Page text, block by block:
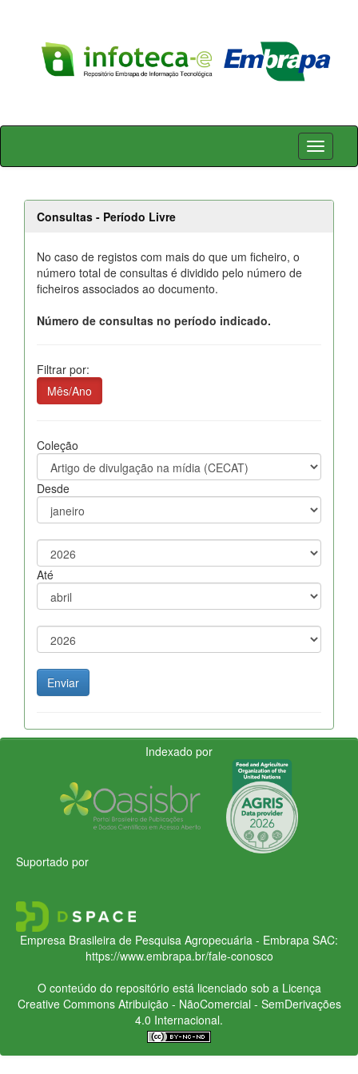
Skip
Consultas - Período Livre
No caso de registos com mais do que um ficheiro, o
número total de consultas é dividido pelo número de
ficheiros associados ao documento.
Número de consultas no período indicado.
Filtrar por:
Mês/Ano
Coleção
Desde
Até
Indexado por
Suportado por
Empresa Brasileira de Pesquisa Agropecuária - Embrapa SAC:
https://www.embrapa.br/fale-conosco
O conteúdo do repositório está licenciado sob a Licença
Creative CommonsAtribuição - NãoComercial - SemDerivações
4.0 Internacional.